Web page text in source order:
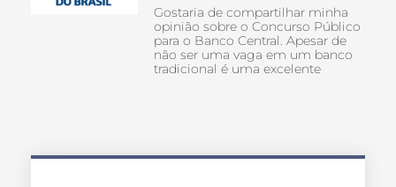
Gostaria de compartilhar minha
opinião sobre o Concurso Público
para o Banco Central. Apesar de
não ser uma vaga em um banco
tradicional é uma excelente